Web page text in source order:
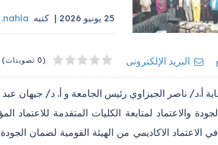
25 يونيو 2026 | كتبه nahla
.
البريد الإلكترونى 1
2
3
4
5 (0 تصويتات)
أ.د/ ناصر الجيزاوي رئيس الجامعة و أ. د/ جيهان
والاعتماد لمتابعة الكليات المتقدمة
الاعتماد الاكاديمي من الهيئة القومية لضمان